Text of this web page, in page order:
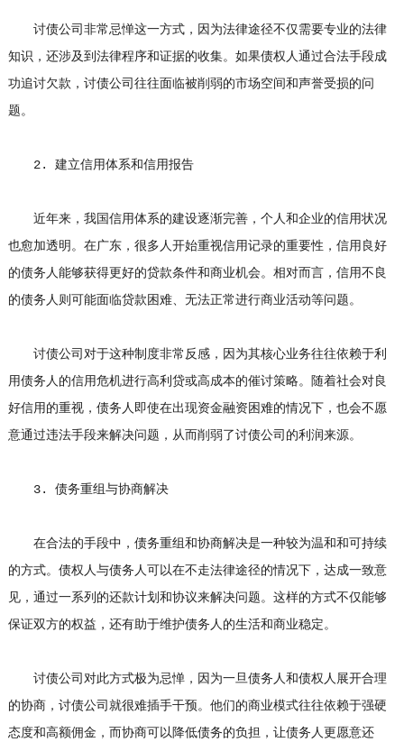
讨债公司非常忌惮这一方式，因为法律途径不仅需要专业的法律
知识，还涉及到法律程序和证据的收集。如果债权人通过合法手段成
功追讨欠款，讨债公司往往面临被削弱的市场空间和声誉受损的问
题。
2. 建立信用体系和信用报告
近年来，我国信用体系的建设逐渐完善，个人和企业的信用状况
也愈加透明。在广东，很多人开始重视信用记录的重要性，信用良好
的债务人能够获得更好的贷款条件和商业机会。相对而言，信用不良
的债务人则可能面临贷款困难、无法正常进行商业活动等问题。
讨债公司对于这种制度非常反感，因为其核心业务往往依赖于利
用债务人的信用危机进行高利贷或高成本的催讨策略。随着社会对良
好信用的重视，债务人即使在出现资金融资困难的情况下，也会不愿
意通过违法手段来解决问题，从而削弱了讨债公司的利润来源。
3. 债务重组与协商解决
在合法的手段中，债务重组和协商解决是一种较为温和和可持续
的方式。债权人与债务人可以在不走法律途径的情况下，达成一致意
见，通过一系列的还款计划和协议来解决问题。这样的方式不仅能够
保证双方的权益，还有助于维护债务人的生活和商业稳定。
讨债公司对此方式极为忌惮，因为一旦债务人和债权人展开合理
的协商，讨债公司就很难插手干预。他们的商业模式往往依赖于强硬
态度和高额佣金，而协商可以降低债务的负担，让债务人更愿意还